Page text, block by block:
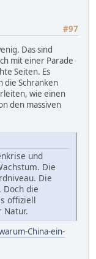
#97
Das sind
mit einer Parade
Seiten. Es
die Schranken
wie einen
den massiven
und
Die
Die
Doch die
offiziell
Natur.
China-ein-